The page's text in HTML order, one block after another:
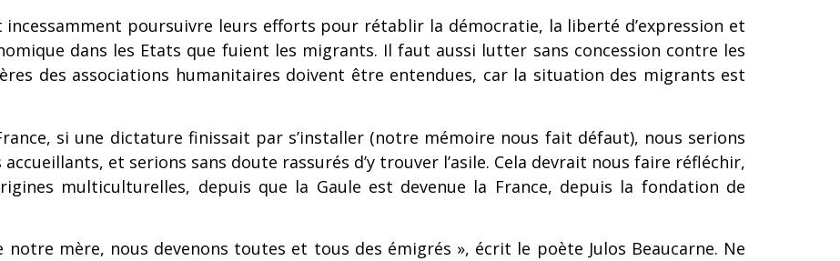
incessamment poursuivre leurs efforts pour rétablir la démocratie, la liberté d’expression et
dans les Etats que fuient les migrants. Il faut aussi lutter sans concession contre les
des associations humanitaires doivent être entendues, car la situation des migrants est
si une dictature finissait par s’installer (notre mémoire nous fait défaut), nous serions
et serions sans doute rassurés d’y trouver l’asile. Cela devrait nous faire réfléchir,
multiculturelles, depuis que la Gaule est devenue la France, depuis la fondation de
mère, nous devenons toutes et tous des émigrés », écrit le poète Julos Beaucarne. Ne